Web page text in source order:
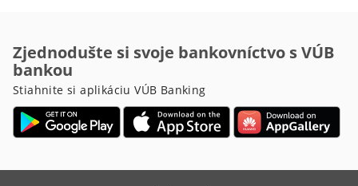
Zjednodušte si svoje bankovníctvo s VÚB
bankou
Stiahnite si aplikáciu VÚB Banking